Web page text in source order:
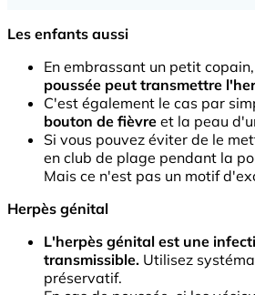
Les enfants aussi
En embrassant un petit
poussée peut transmettre
C'est également le cas par
bouton de fièvre et la peau
Si vous pouvez éviter de le
en club de plage pendant la
Mais ce n'est pas un motif
Herpès génital
L'herpès génital est une
transmissible. Utilisez
préservatif.